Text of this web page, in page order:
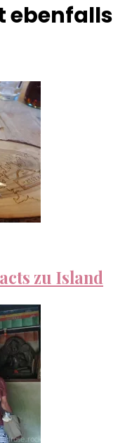
ebenfalls
zu Island